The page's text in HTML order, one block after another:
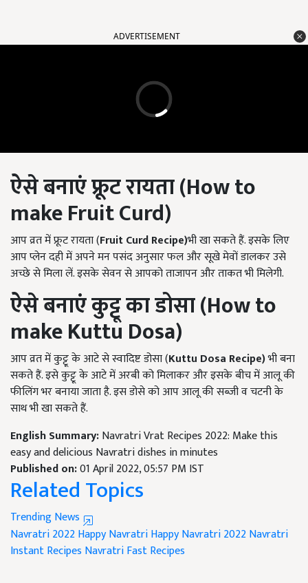
ADVERTISEMENT
ऐसे बनाएं फ्रूट रायता (How to
make Fruit Curd)
आप व्रत में फ्रूट रायता (Fruit CurdRecipe)भी खा सकते हैं. इसके लिए
आप प्लेन दही में अपने मन पसंद अनुसार फल और सूखे मेवों डालकर उसे
अच्छे से मिला लें. इसके सेवन से आपको ताजापन और ताकत भी मिलेगी.
ऐसे बनाएं कुट्टू का डोसा (How to
make Kuttu Dosa)
आप व्रत में कुट्टू के आटे से स्वादिष्ट डोसा (Kuttu Dosa Recipe)भी बना
सकते हैं. इसे कुट्टू के आटे में अरबी को मिलाकर और इसके बीच में आलू की
फीलिंग भर बनाया जाता है. इस डोसे को आप आलू की सब्जी व चटनी के
साथ भी खा सकते हैं.
English Summary:Navratri Vrat Recipes 2022: Make this
easy and delicious Navratri dishes in minutes
Published on:01 April 2022, 05:57 PM IST
Related Topics
Trending News
Navratri 2022Happy NavratriHappy Navratri 2022Navratri
Instant Recipes Navratri Fast Recipes